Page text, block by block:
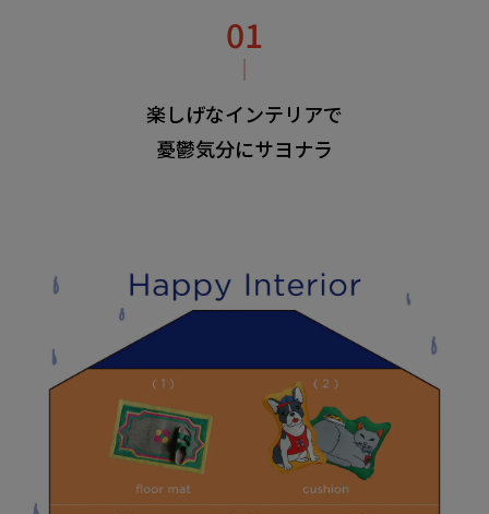
楽しげなインテリアで
憂鬱気分にサヨナラ